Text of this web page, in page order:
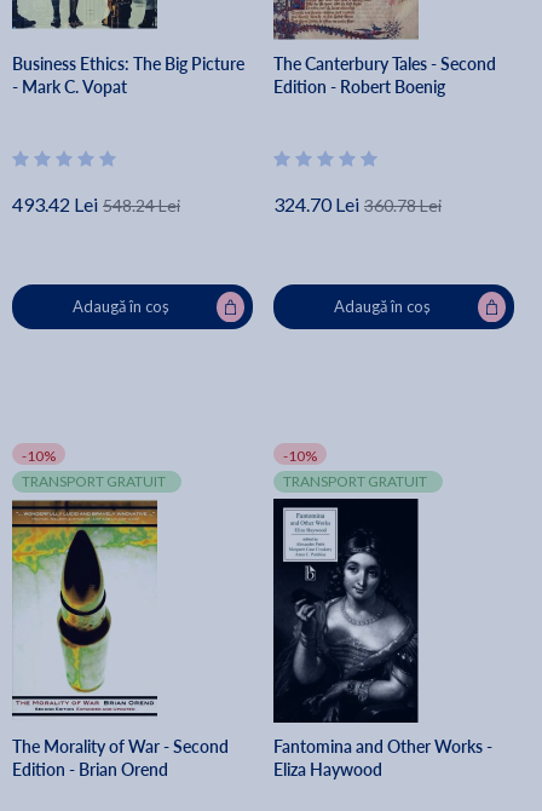
Business Ethics: The Big Picture
- Mark C. Vopat
493.42 Lei 548.24 Lei
Adaugă în coș
The Canterbury Tales - Second
Edition - Robert Boenig
324.70 Lei 360.78 Lei
Adaugă în coș
-10%
TRANSPORT GRATUIT
The Morality of War - Second
Edition - Brian Orend
-10%
TRANSPORT GRATUIT
Fantomina and Other Works -
Eliza Haywood